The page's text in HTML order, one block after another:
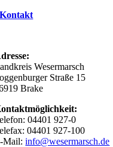
Kontakt
Wesermarsch
Straße 15
Brake
04401 927-0
04401 927-100
Mail:info@wesermarsch.de